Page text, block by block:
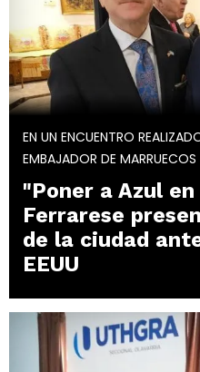
EN UN ENCUENTRO
EMBAJADOR DE MARRUECOS
"Poner a Azul
Ferrarese
de la ciudad
EEUU